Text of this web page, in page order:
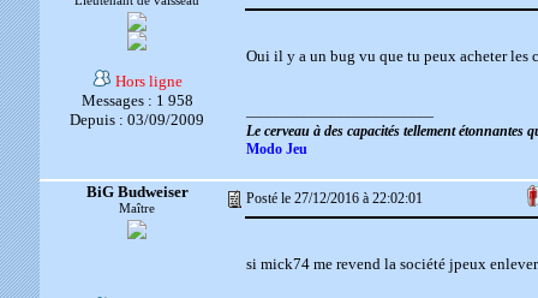
Hors ligne
Messages : 1 958
Depuis : 03/09/2009
Oui il y a un bug vu que tu peux acheter les
Le cerveau à des capacités tellement
Modo Jeu
BiG Budweiser
Maître
Posté le 27/12/2016 à 22:02:01
si mick74 me revend la société jpeux